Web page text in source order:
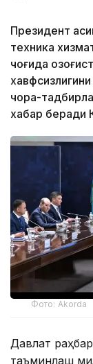
Президент
техника
чоғида
чора-
хабар беради
Фото: Akorda
Давлат
таъминлаш